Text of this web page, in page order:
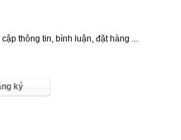
thông tin, bình luận, đặt hàng ...
ký